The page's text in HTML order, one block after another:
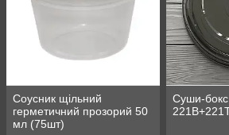
Соусник щільний
герметичний прозорий 50
мл (75шт)
Суши-